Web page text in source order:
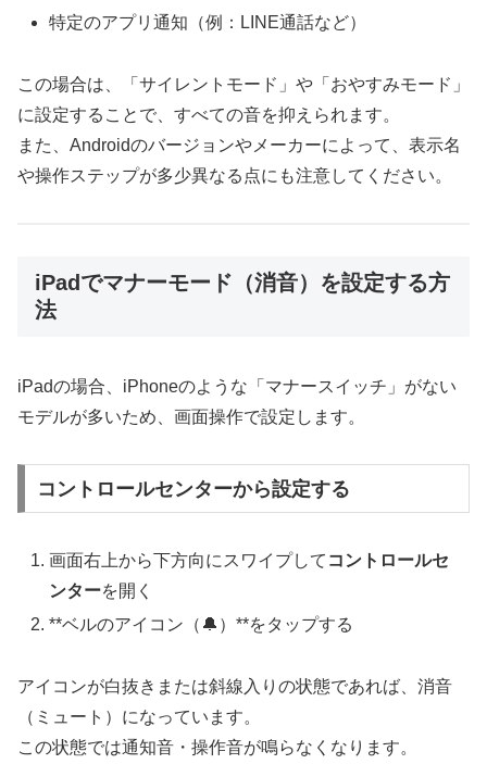
特定のアプリ通知（例：LINE通話など）
この場合は、「サイレントモード」や「おやすみモード」
に設定することで、すべての音を抑えられます。
また、Androidのバージョンやメーカーによって、表示名
や操作ステップが多少異なる点にも注意してください。
iPadでマナーモード（消音）を設定する方
法
iPadの場合、iPhoneのような「マナースイッチ」がない
モデルが多いため、画面操作で設定します。
コントロールセンターから設定する
画面右上から下方向にスワイプして コントロールセ
ンターを開く
**ベルのアイコン（🔔）**をタップする
アイコンが白抜きまたは斜線入りの状態であれば、消音
（ミュート）になっています。
この状態では通知音・操作音が鳴らなくなります。